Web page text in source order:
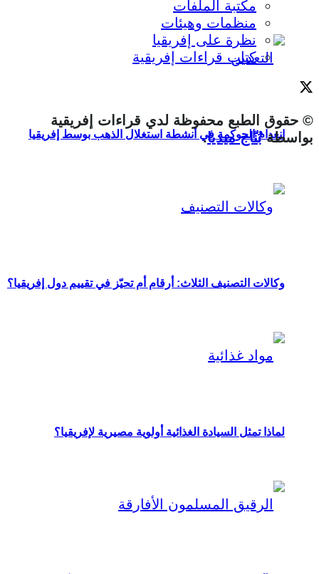
انعدام الحوكمة في أنشطة استغلال الذهب بوسط إفريقيا
وكالات التصنيف الثلاث: أرقام أم تحيّز في تقييم دول إفريقيا؟
لماذا تمثل السيادة الغذائية أولوية مصيرية لإفريقيا؟
مكتبة الملفات
منظمات وهيئات
نظرة على إفريقيا
كتاب قراءات إفريقية
© حقوق الطبع محفوظة لدي قراءات إفريقية
بواسطةبُنّاج ميديا.